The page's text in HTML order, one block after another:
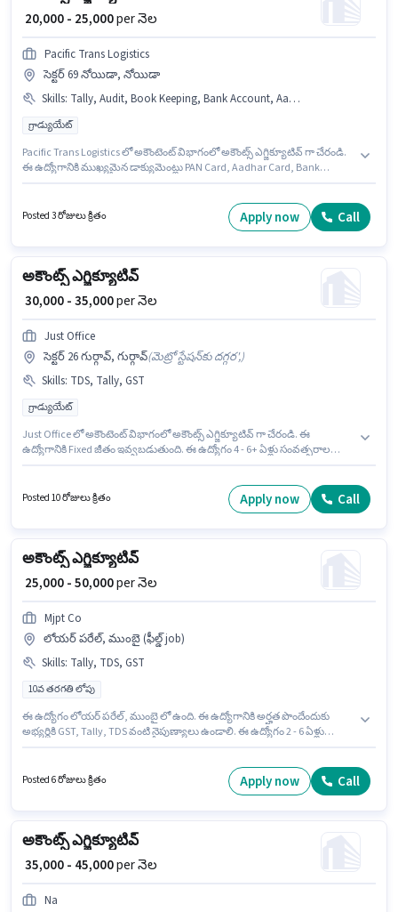
₹ 20,000 - 25,000per నెల
Pacific Trans Logistics
సెక్టర్ 69 నోయిడా, నోయిడా
Skills: Tally, Audit, Book Keeping, Bank Account, Aadhar Card, MS Excel, TDS, PAN Card
గ్రాడ్యుయేట్
Pacific Trans Logistics లో అకౌంటెంట్ విభాగంలో అకౌంట్స్ ఎగ్జిక్యూటివ్ గా చేరండి.
ఈ ఉద్యోగానికి ముఖ్యమైన డాక్యుమెంట్లు PAN Card, Aadhar Card, Bank
Excel, Tally, TDS ఉండాలి. ఈ ఉద్యోగం 2 - 5 ఏళ్లు సంవత్సరాల అనుభవం ఉన్న
వారికి కోసం, నెల జీతం ₹25000 ఉంటుంది. ఈ ఉద్యోగానికి Fixed జీతం
Posted 3 రోజులు క్రితం Apply now Call
అకౌంట్స్ ఎగ్జిక్యూటివ్
₹ 30,000 - 35,000per నెల
Just Office
సెక్టర్ 26 గుర్గావ్, గుర్గావ్(మెట్రో స్టేషన్‌కు దగ్గర',)
Skills: TDS, Tally, GST
గ్రాడ్యుయేట్
Just Office లో అకౌంటెంట్ విభాగంలో అకౌంట్స్ ఎగ్జిక్యూటివ్ గా చేరండి. ఈ
ఉద్యోగానికి Fixed జీతం ఇవ్వబడుతుంది. ఈ ఉద్యోగం 4 - 6+ ఏళ్లు సంవత్సరాల
నైపుణ్యాలు ఉండాలి. ఈ ఉద్యోగం సెక్టర్ 26 గుర్గావ్, గుర్గావ్ లో ఉంది. ఈ ఉద్యోగానికి
అభ్యర్థులు తప్పనిసరిగా గ్రాడ్యుయేట్ డిగ్రీ/సర్టిఫికెట్ కలిగి ఉండాలి.
Posted 10 రోజులు క్రితం Apply now Call
అకౌంట్స్ ఎగ్జిక్యూటివ్
₹ 25,000 - 50,000per నెల
Mjpt Co
లోయర్ పరేల్, ముంబై (ఫీల్డ్ job)
Skills: Tally, TDS, GST
10వ తరగతి లోపు
ఈ ఉద్యోగం లోయర్ పరేల్, ముంబై లో ఉంది. ఈ ఉద్యోగానికి అర్హత పొందేందుకు
అభ్యర్థికి GST, Tally, TDS వంటి నైపుణ్యాలు ఉండాలి. ఈ ఉద్యోగం 2 - 6 ఏళ్లు
ఎగ్జిక్యూటివ్ ఉద్యోగానికి క్రియాశీలకంగా నియామకం జరుగుతోంది. 10వ తరగతి లోపు
అర్హత ఉన్న అభ్యర్థులు ఈ ఉద్యోగానికి అప్లై చేసుకోవచ్చు.
Posted 6 రోజులు క్రితం Apply now Call
అకౌంట్స్ ఎగ్జిక్యూటివ్
₹ 35,000 - 45,000per నెల
Na